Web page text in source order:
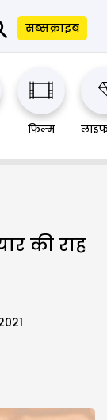
सब्सक्राइब
फिल्म
की राह